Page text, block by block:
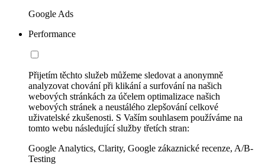
Google Ads
Performance
Přijetím těchto služeb můžeme sledovat a anonymně
analyzovat chování při klikání a surfování na našich
webových stránkách za účelem optimalizace našich
webových stránek a neustálého zlepšování celkové
uživatelské zkušenosti. S Vaším souhlasem používáme na
tomto webu následující služby třetích stran:
Google Analytics, Clarity, Google zákaznické recenze, A/B-
Testing